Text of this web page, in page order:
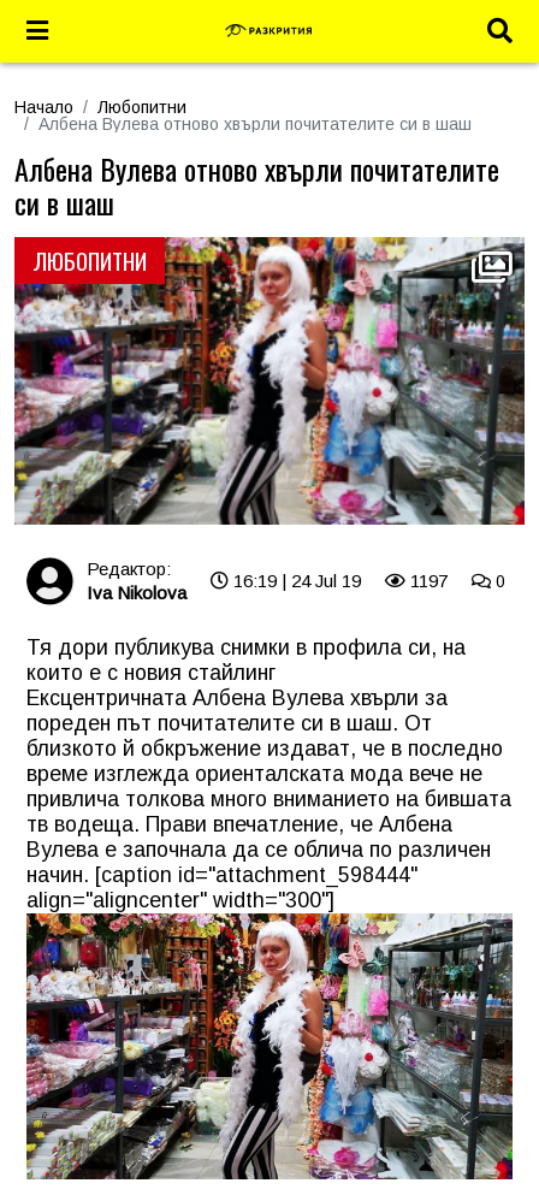
Начало
Любопитни
Албена Вулева отново хвърли почитателите си в шаш
ЛЮБОПИТНИ
Албена Вулева отново хвърли почитателите
си в шаш
Редактор:
Iva Nikolova
16:19 | 24 Jul 19 1197 0
Тя дори публикува снимки в профила си, на
които е с новия стайлинг
Ексцентричната Албена Вулева хвърли за
пореден път почитателите си в шаш. От
близкото й обкръжение издават, че в последно
време изглежда ориенталската мода вече не
привлича толкова много вниманието на бившата
тв водеща. Прави впечатление, че Албена
Вулева е започнала да се облича по различен
начин. [caption id="attachment_598444"
align="aligncenter" width="300"]